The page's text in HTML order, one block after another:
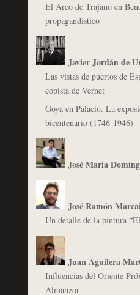
El Arco de Trajano en
propagandístico
Javier Jordán de
Las vistas de puertos de
copista de Vernet
Goya en Palacio. La
bicentenario (1746-1946)
José María
José Ramón
Un detalle de la pintura
Juan Aguilera
Influencias del Oriente
Almanzor